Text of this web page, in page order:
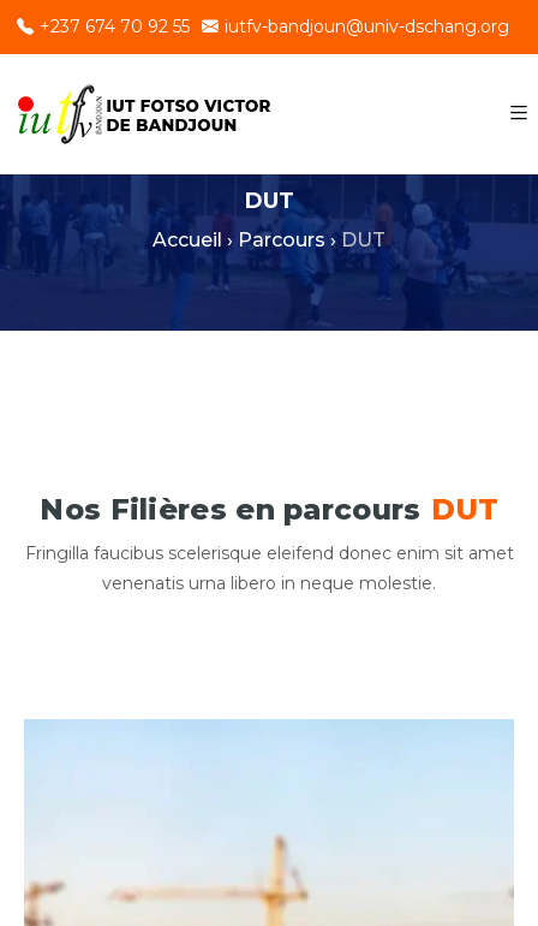
+237 674 70 92 55 iutfv-bandjoun@univ-dschang.org
DUT
Accueil › Parcours ›DUT
Nos Filières en parcours DUT
Fringilla faucibus scelerisque eleifend donec enim sit amet
venenatis urna libero in neque molestie.